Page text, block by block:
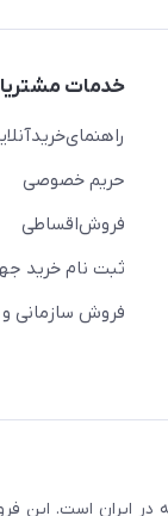
خدمات
حریم خصوصی
فروش‌اقساطی
ثبت نام خرید
فروش سازمانی
خرید جهیزیه در ایران